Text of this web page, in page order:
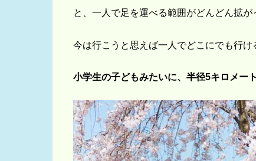
と、一人で足を運べる範囲がどんどん拡が
今は行こうと思えば一人でどこにでも行
小学生の子どもみたいに、半径5キロメー